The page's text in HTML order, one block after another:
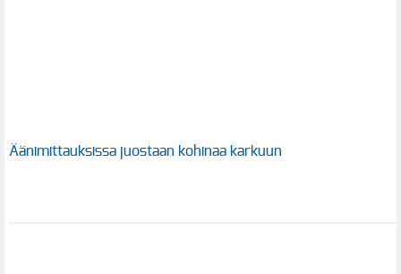
Äänimittauksissa juostaan kohinaa karkuun